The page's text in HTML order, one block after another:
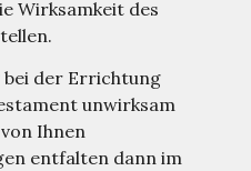
Wirksamkeit des
bei der Errichtung
unwirksam
Ihnen
entfalten dann im